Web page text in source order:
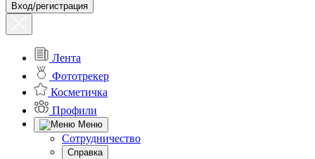
Вход/регистрация
Лента
Фототрекер
Косметичка
Профили
Меню
Сотрудничество
Справка